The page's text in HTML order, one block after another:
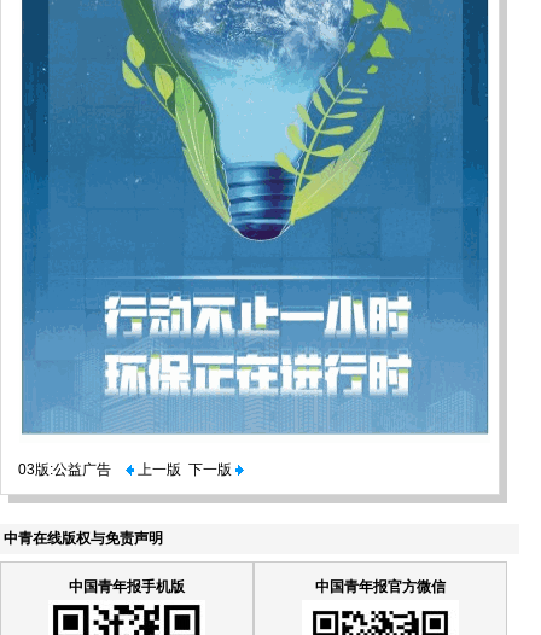
03版:公益广告 上一版 下一版
中青在线版权与免责声明
中国青年报手机版 中国青年报官方微信